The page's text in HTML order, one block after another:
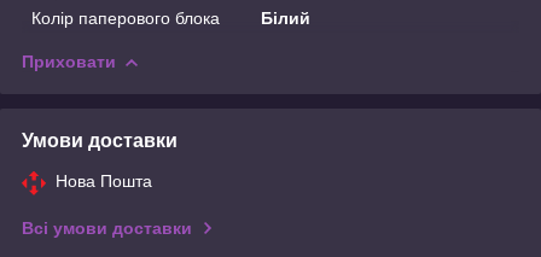
Колір паперового блока
Білий
Приховати
Умови доставки
Нова Пошта
Всі умови доставки